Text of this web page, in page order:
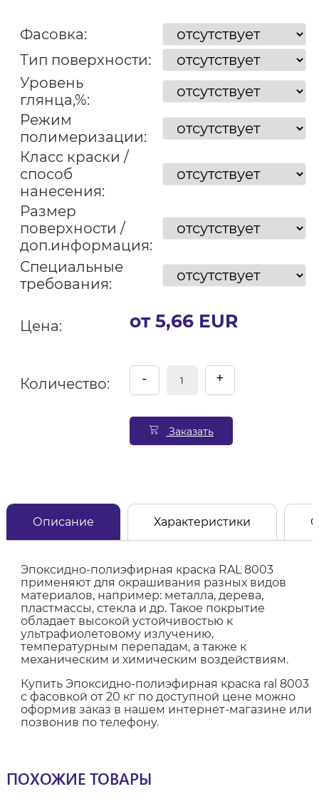
Фасовка:
Тип поверхности:
Уровень
глянца,%:
Режим
полимеризации:
Класс краски /
способ
нанесения:
Размер
поверхности /
доп.информация:
Специальные
требования:
Цена: от 5,66 EUR
Количество: - +
Заказать
Описание Характеристики
Эпоксидно-полиэфирная краска RAL 8003
применяют для окрашивания разных видов
материалов, например: металла, дерева,
пластмассы, стекла и др. Такое покрытие
обладает высокой устойчивостью к
ультрафиолетовому излучению,
температурным перепадам, а также к
механическим и химическим воздействиям.
Купить Эпоксидно-полиэфирная краска ral 8003
с фасовкой от 20 кг по доступной цене можно
оформив заказ в нашем интернет-магазине или
позвонив по телефону.
ПОХОЖИЕ ТОВАРЫ